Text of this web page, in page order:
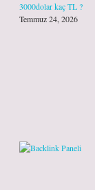
3000dolar kaç TL ?
Temmuz 24, 2026